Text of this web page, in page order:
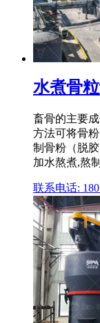
水煮骨
畜骨的主要
方法可将骨
制骨粉（脱
加水熬煮,熬
联系电话: 180